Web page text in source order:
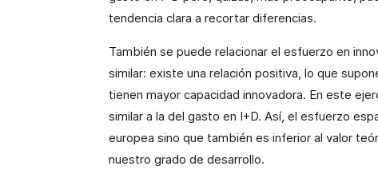
tendencia clara a recortar diferencias.
También se puede relacionar el esfuerzo en
similar: existe una relación positiva, lo que
tienen mayor capacidad innovadora. En este
similar a la del gasto en I+D. Así, el esfuerzo
europea sino que también es inferior al valor
nuestro grado de desarrollo.